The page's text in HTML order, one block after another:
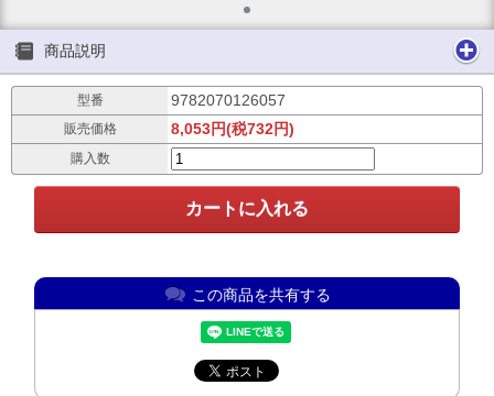
商品説明
型番 9782070126057
販売価格 8,053円(税732円)
購入数
この商品を共有する